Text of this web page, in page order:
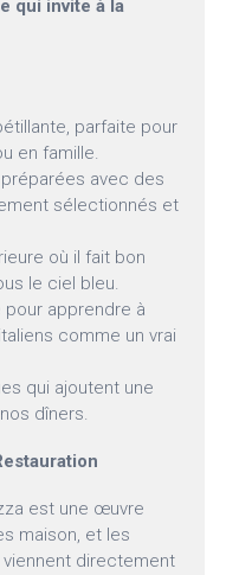
qui invite à la
parfaite pour
en famille.
avec des
sélectionnés et
où il fait bon
le ciel bleu.
apprendre à
comme un vrai
qui ajoutent une
dîners.
est une œuvre
maison, et les
directement